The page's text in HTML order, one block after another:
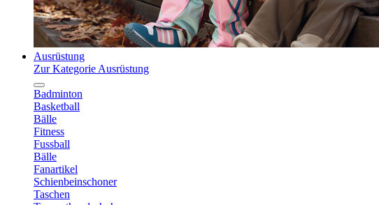
Ausrüstung
Zur Kategorie Ausrüstung
Badminton
Basketball
Bälle
Fitness
Fussball
Bälle
Fanartikel
Schienbeinschoner
Taschen